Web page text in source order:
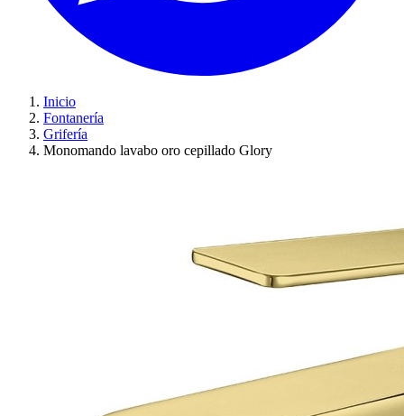
Inicio
Fontanería
Grifería
Monomando lavabo oro cepillado Glory